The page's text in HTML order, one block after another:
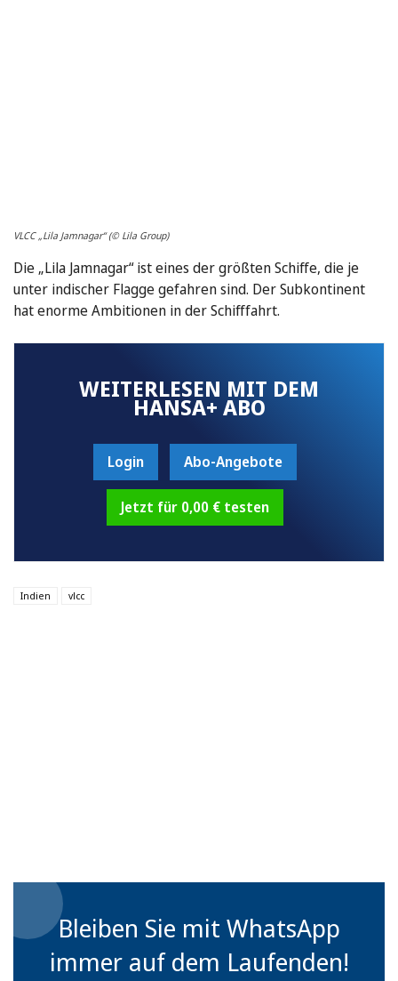
VLCC „Lila Jamnagar“ (© Lila Group)
Die „Lila Jamnagar“ ist eines der größten Schiffe, die je
unter indischer Flagge gefahren sind. Der Subkontinent
hat enorme Ambitionen in der Schifffahrt.
WEITERLESEN MIT DEM
HANSA+ ABO
Login Abo-Angebote
Jetzt für 0,00 € testen
Indien vlcc
Bleiben Sie mit WhatsApp
immer auf dem Laufenden!